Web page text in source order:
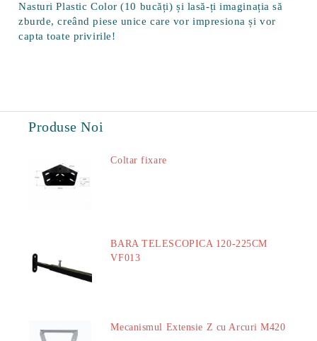
Nasturi Plastic Color (10 bucăți) și lasă-ți imaginația să
zburde, creând piese unice care vor impresiona și vor
capta toate privirile!
Produse Noi
Coltar fixare
BARA TELESCOPICA 120-225CM
VF013
Mecanismul Extensie Z cu Arcuri M420